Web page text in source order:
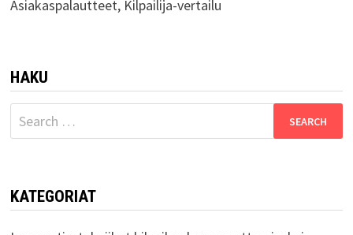
Asiakaspalautteet, Kilpailija-vertailu
HAKU
Search
for:
KATEGORIAT